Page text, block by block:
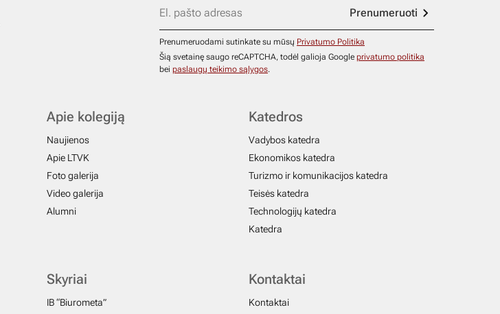
Prenumeruoti
Prenumeruodami sutinkate su mūsų Privatumo Politika
Šią svetainę saugo reCAPTCHA, todėl galioja Google privatumo politika
bei paslaugų teikimo sąlygos.
Apie kolegiją
Naujienos
Apie LTVK
Foto galerija
Video galerija
Alumni
Katedros
Vadybos katedra
Ekonomikos katedra
Turizmo ir komunikacijos katedra
Teisės katedra
Technologijų katedra
Katedra
Skyriai
IB “Biurometa”
Kontaktai
Kontaktai